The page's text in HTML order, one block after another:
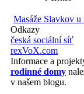
Masáže Slavkov u
Odkazy
česká sociální síť
rexVoX.com
Informace a
rodinné domy
v našem blogu.